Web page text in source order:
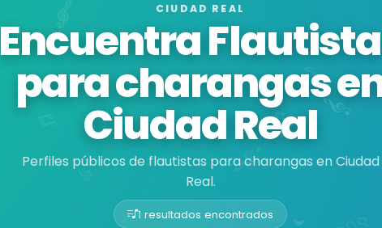
CIUDAD REAL
Encuentra
para charangas
Ciudad Real
Perfiles públicos de flautistas para charangas en Ciudad
Real.
1 resultados encontrados